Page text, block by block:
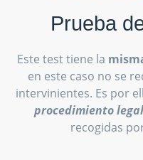
Prueba
Este test tiene la
en este caso no se
intervinientes. Es por
procedimiento legal
recogidas